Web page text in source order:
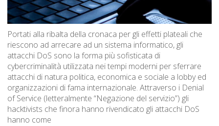
Portati alla ribalta della cronaca per gli effetti plateali che
riescono ad arrecare ad un sistema informatico, gli
attacchi DoS sono la forma più sofisticata di
cybercriminalità utilizzata nei tempi moderni per sferrare
attacchi di natura politica, economica e sociale a lobby ed
organizzazioni di fama internazionale. Attraverso i Denial
of Service (letteralmente “Negazione del servizio”) gli
hacktivists che finora hanno rivendicato gli attacchi DoS
hanno come